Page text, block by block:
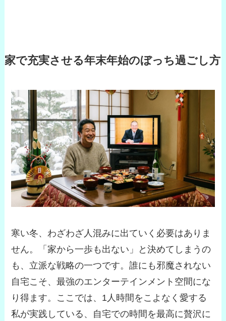
家で充実させる年末年始のぼっち過ごし方
寒い冬、わざわざ人混みに出ていく必要はありま
せん。「家から一歩も出ない」と決めてしまうの
も、立派な戦略の一つです。誰にも邪魔されない
自宅こそ、最強のエンターテインメント空間にな
り得ます。ここでは、1人時間をこよなく愛する
私が実践している、自宅での時間を最高に贅沢に